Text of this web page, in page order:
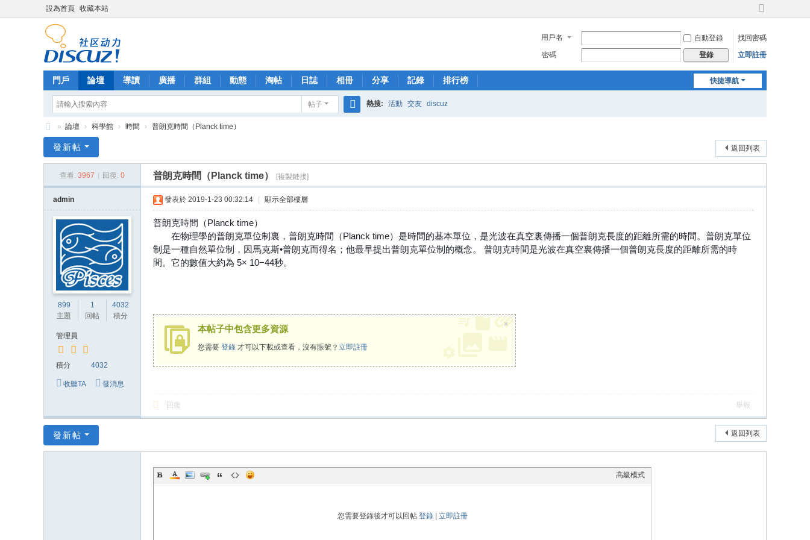
設為首頁 收藏本站
切
到
寬
用戶名 自動登錄
找回密碼
密碼
登錄 立即註冊
快捷導航
門戶 論壇 導讀 廣播 群組 動態 淘帖 日誌 相冊 分享 記錄 排行榜
帖子 熱搜: 活動 交友 discuz
魚
» 論壇 › 科學館 › 時間 › 普朗克時間（Planck time）
返回列表
發新帖
查看: 3967 回復: 0 普朗克時間（Planck time） [複製鏈接]
admin
899
主題
1
回帖
4032
積分
管理員
積分 4032
收聽TA 發消息
發表於 2019-1-23 00:32:14 顯示全部樓層
普朗克時間（Planck time）
在物理學的普朗克單位制裏，普朗克時間（Planck time）是時間的基本單位，是光波在真空裏傳播一個普朗克長度的距離所需的時間。普朗克單位
制是一種自然單位制，因馬克斯•普朗克而得名；他最早提出普朗克單位制的概念。 普朗克時間是光波在真空裏傳播一個普朗克長度的距離所需的時
間。它的數值大約為 5× 10−44秒。
本帖子中包含更多資源
您需要 登錄 才可以下載或查看，沒有賬號？ 立即註冊
×
回復 舉報
返回列表
發新帖
高級模式
您需要登錄後才可以回帖 登錄| 立即註冊